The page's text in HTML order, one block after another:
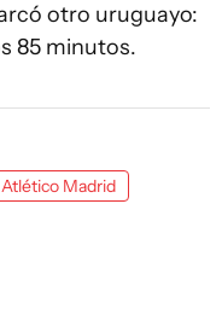
otro uruguayo:
85 minutos.
Madrid